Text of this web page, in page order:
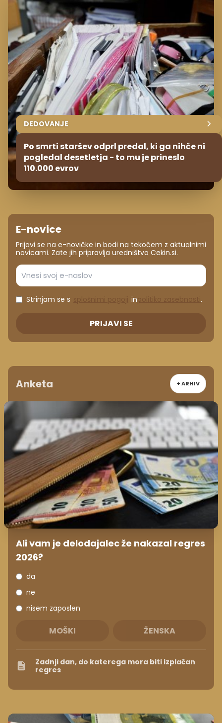
DEDOVANJE
Po smrti staršev odprl predal, ki ga nihče ni
pogledal desetletja - to mu je prineslo
110.000 evrov
E-novice
Prijavi se na e-novičke in bodi na tekočem z aktualnimi
novicami. Zate jih pripravlja uredništvo Cekin.si.
Strinjam se s in .
PRIJAVI SE
Anketa + ARHIV
Ali vam je delodajalec že nakazal regres
2026?
da
ne
nisem zaposlen
MOŠKI ŽENSKA
Zadnji dan, do katerega mora biti izplačan
regres